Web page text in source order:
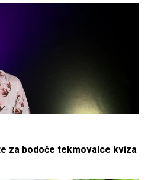
za bodoče tekmovalce kviza